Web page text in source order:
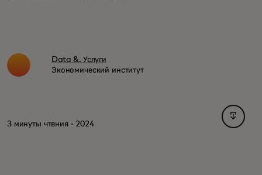
Data &. Услуги
Экономический институт
3 минуты чтения · 2024
opens